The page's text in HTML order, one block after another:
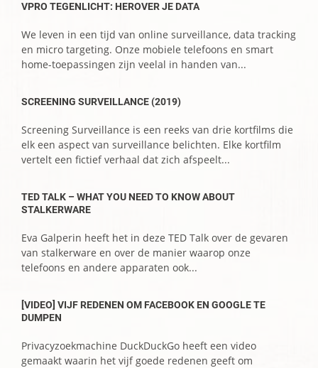
VPRO TEGENLICHT: HEROVER JE DATA
We leven in een tijd van online surveillance, data tracking
en micro targeting. Onze mobiele telefoons en smart
home-toepassingen zijn veelal in handen van...
SCREENING SURVEILLANCE (2019)
Screening Surveillance is een reeks van drie kortfilms die
elk een aspect van surveillance belichten. Elke kortfilm
vertelt een fictief verhaal dat zich afspeelt...
TED TALK – WHAT YOU NEED TO KNOW ABOUT
STALKERWARE
Eva Galperin heeft het in deze TED Talk over de gevaren
van stalkerware en over de manier waarop onze
telefoons en andere apparaten ook...
[VIDEO] VIJF REDENEN OM FACEBOOK EN GOOGLE TE
DUMPEN
Privacyzoekmachine DuckDuckGo heeft een video
gemaakt waarin het vijf goede redenen geeft om